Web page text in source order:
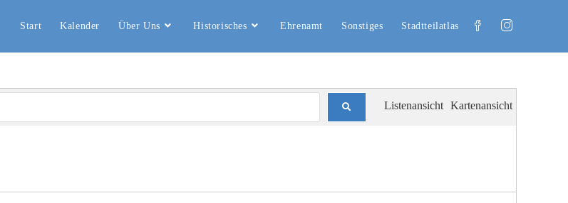
Start Kalender Über Uns Historisches Ehrenamt Sonstiges Stadtteilatlas
Listenansicht Kartenansicht